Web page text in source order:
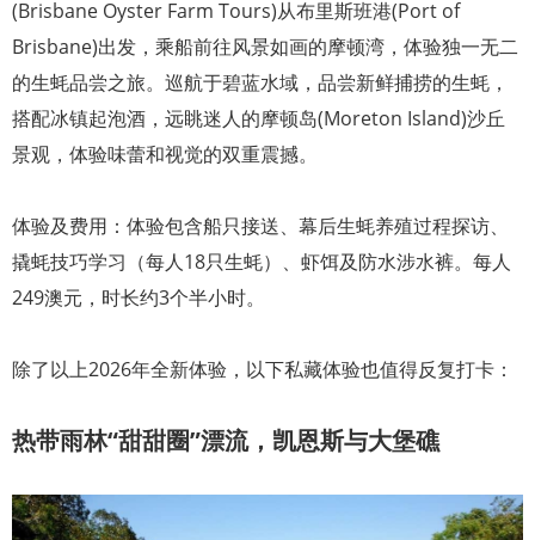
(Brisbane Oyster Farm Tours)从布里斯班港(Port of
Brisbane)出发，乘船前往风景如画的摩顿湾，体验独一无二
的生蚝品尝之旅。巡航于碧蓝水域，品尝新鲜捕捞的生蚝，
搭配冰镇起泡酒，远眺迷人的摩顿岛(Moreton Island)沙丘
景观，体验味蕾和视觉的双重震撼。
体验及费用：体验包含船只接送、幕后生蚝养殖过程探访、
撬蚝技巧学习（每人18只生蚝）、虾饵及防水涉水裤。每人
249澳元，时长约3个半小时。
除了以上2026年全新体验，以下私藏体验也值得反复打卡：
热带雨林“甜甜圈”漂流，凯恩斯与大堡礁